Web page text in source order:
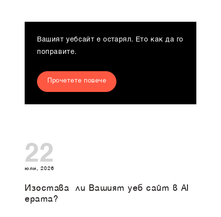
Вашият уебсайт е остарял. Ето как да го
поправите.
Прочетете повече
22
юли, 2026
Изоставa ли Вашият уеб сайт в AI
ерата?